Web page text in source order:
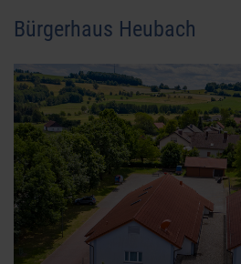
Bürgerhaus Heubach